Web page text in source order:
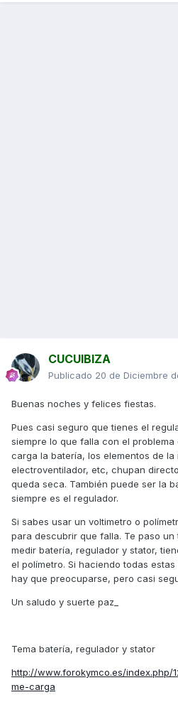
CUCUIBIZA
Publicado 20 de Diciembre
Buenas noches y felices fiestas.
Pues casi seguro que tienes el
siempre lo que falla con el problema
carga la batería, los elementos de la
electroventilador, etc, chupan
queda seca. También puede ser la
siempre es el regulador.
Si sabes usar un voltimetro o
para descubrir que falla. Te paso un
medir batería, regulador y stator,
el polímetro. Si haciendo todas
hay que preocuparse, pero casi
Un saludo y suerte paz_
Tema batería, regulador y stator
http://www.forokymco.es/index.php/
me-carga